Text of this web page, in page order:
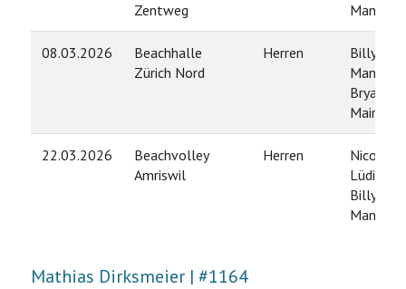
Zentweg
Manixab
08.03.2026
Beachhalle
Zürich Nord
Herren
Billy
Manixab
Bryant
Mairs
22.03.2026
Beachvolley
Amriswil
Herren
Nicola
Lüdi /
Billy
Manixab
Mathias Dirksmeier | #1164